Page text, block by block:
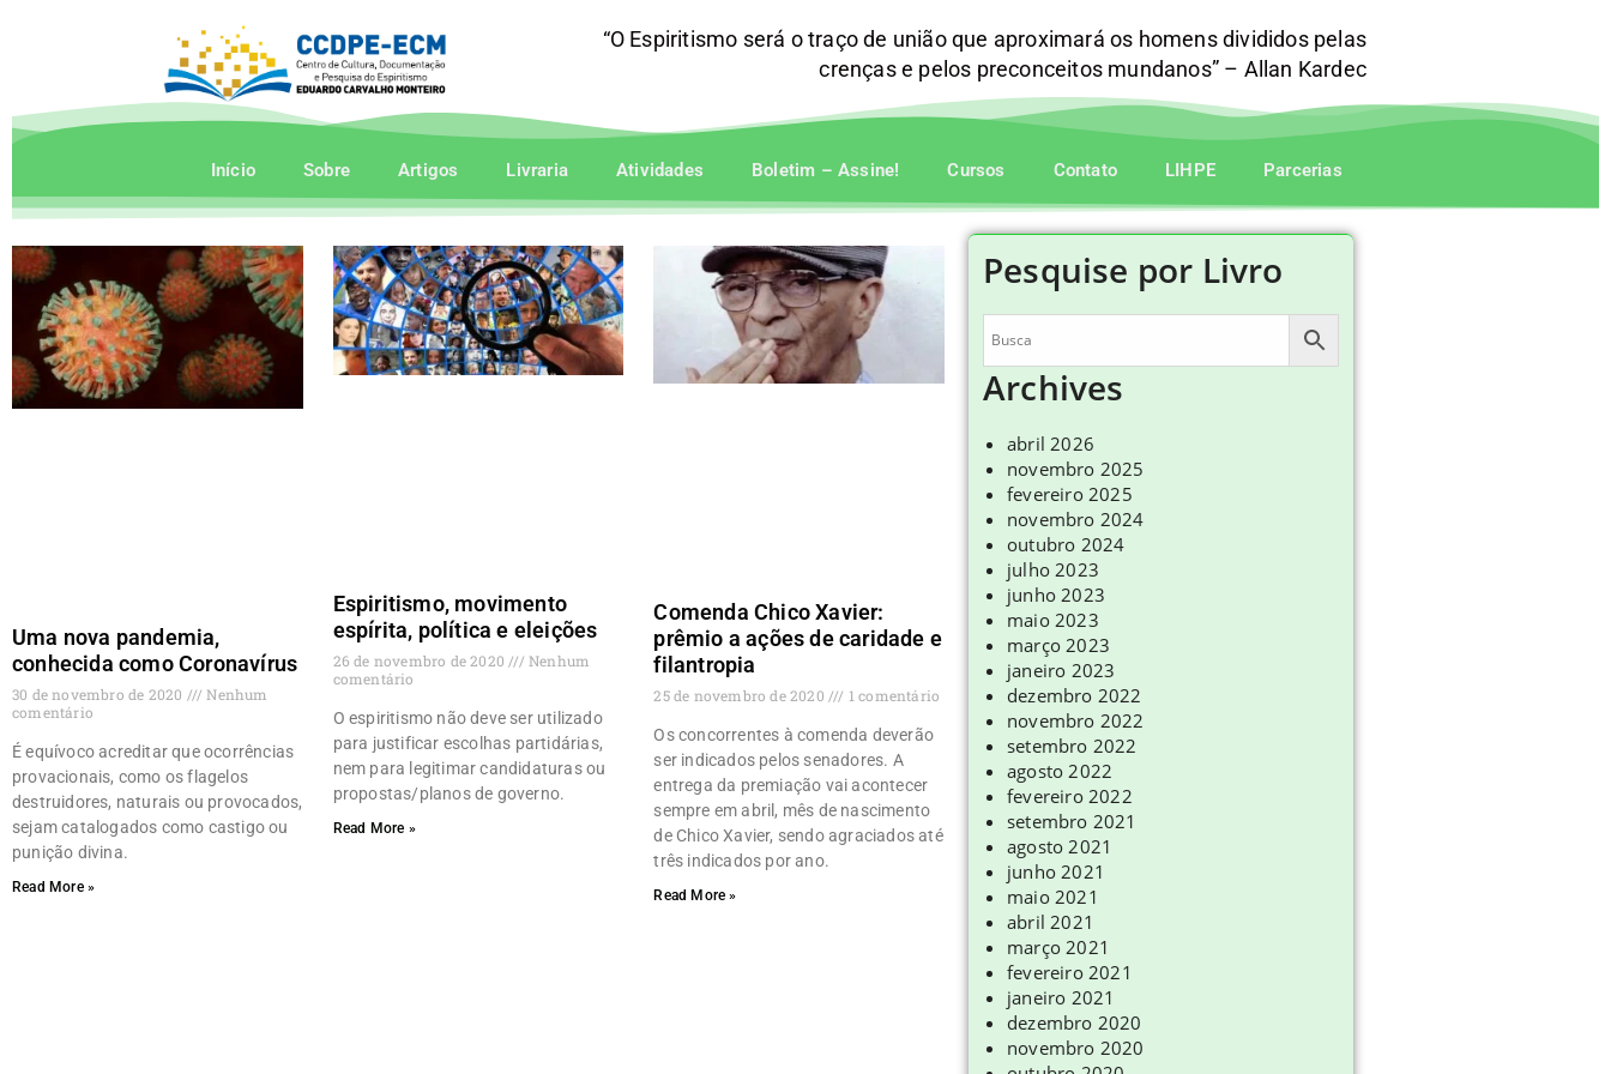
“O Espiritismo será o traço de união que aproximará os homens divididos pelas
crenças e pelos preconceitos mundanos” – Allan Kardec
Início Sobre Artigos Livraria Atividades Boletim – Assine! Cursos Contato LIHPE Parcerias
Uma nova pandemia,
conhecida como Coronavírus
30 de novembro de 2020
Nenhum
comentário
É equívoco acreditar que ocorrências
provacionais, como os flagelos
destruidores, naturais ou provocados,
sejam catalogados como castigo ou
punição divina.
Read More »
Espiritismo, movimento
espírita, política e eleições
26 de novembro de 2020
Nenhum
comentário
O espiritismo não deve ser utilizado
para justificar escolhas partidárias,
nem para legitimar candidaturas ou
propostas/planos de governo.
Read More »
Comenda Chico Xavier:
prêmio a ações de caridade e
filantropia
25 de novembro de 2020 1 comentário
Os concorrentes à comenda deverão
ser indicados pelos senadores. A
entrega da premiação vai acontecer
sempre em abril, mês de nascimento
de Chico Xavier, sendo agraciados até
três indicados por ano.
Read More »
Pesquise por Livro
Archives
abril 2026
novembro 2025
fevereiro 2025
novembro 2024
outubro 2024
julho 2023
junho 2023
maio 2023
março 2023
janeiro 2023
dezembro 2022
novembro 2022
setembro 2022
agosto 2022
fevereiro 2022
setembro 2021
agosto 2021
junho 2021
maio 2021
abril 2021
março 2021
fevereiro 2021
janeiro 2021
dezembro 2020
novembro 2020